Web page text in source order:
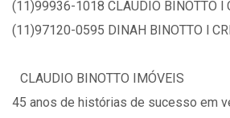
(11)99936-1018 CLAUDIO BINOTTO l
(11)97120-0595 DINAH BINOTTO l
CLAUDIO BINOTTO IMÓVEIS
45 anos de histórias de sucesso em